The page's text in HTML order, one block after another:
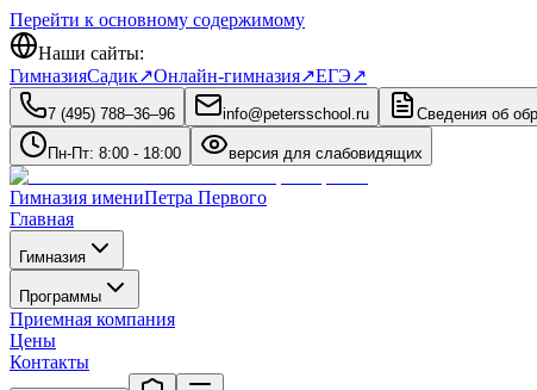
Перейти к основному содержимому
Наши сайты:
ГимназияСадик↗Онлайн-гимназия↗ЕГЭ↗
7 (495) 788‒36‒96 info@petersschool.ru Сведения об
Пн-Пт: 8:00 - 18:00 версия для слабовидящих
Гимназия имениПетра Первого
Главная
Гимназия
Программы
Приемная компания
Цены
Контакты